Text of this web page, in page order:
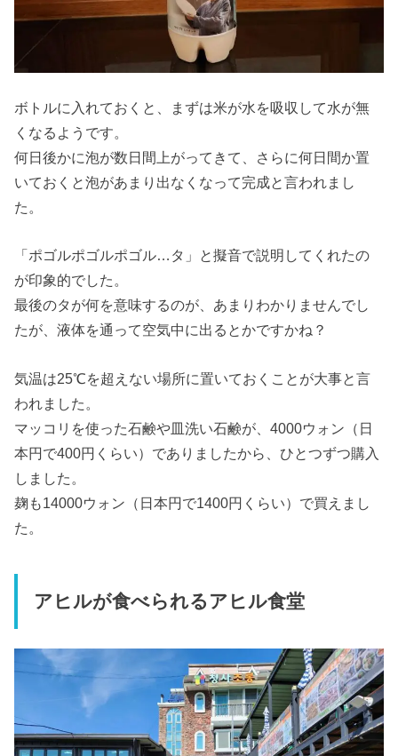
ボトルに入れておくと、まずは米が水を吸収して水が無
くなるようです。
何日後かに泡が数日間上がってきて、さらに何日間か置
いておくと泡があまり出なくなって完成と言われまし
た。
「ポゴルポゴルポゴル…タ」と擬音で説明してくれたの
が印象的でした。
最後のタが何を意味するのが、あまりわかりませんでし
たが、液体を通って空気中に出るとかですかね？
気温は25℃を超えない場所に置いておくことが大事と言
われました。
マッコリを使った石鹸や皿洗い石鹸が、4000ウォン（日
本円で400円くらい）でありましたから、ひとつずつ購入
しました。
麹も14000ウォン（日本円で1400円くらい）で買えまし
た。
アヒルが食べられるアヒル食堂